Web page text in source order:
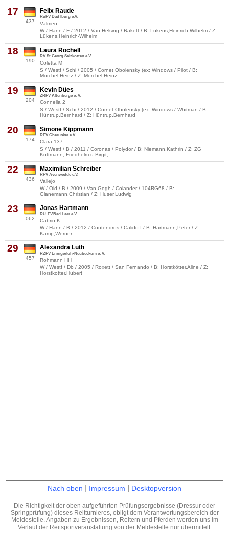
17
437
Felix Raude
RuFV Bad Iburg e.V.
Valmeo
W / Hann / F / 2012 / Van Helsing / Rakett / B: Lükens,Heinrich-Wilhelm / Z:
Lükens,Heinrich-Wilhelm
18
190
Laura Rochell
RV St.Georg Salzkotten e.V.
Coletta M
S / Westf / Schi / 2005 / Cornet Obolensky (ex: Windows / Pilot / B:
Mörchel,Heinz / Z: Mörchel,Heinz
19
204
Kevin Dües
ZRFV Altenberge e. V.
Connella 2
S / Westf / Schi / 2012 / Cornet Obolensky (ex: Windows / Whitman / B:
Hüntrup,Bernhard / Z: Hüntrup,Bernhard
20
174
Simone Kippmann
RFV Cherusker e.V.
Clara 137
S / Westf / B / 2011 / Coronas / Polydor / B: Niemann,Kathrin / Z: ZG
Kottmann, Friedhelm u.Birgit,
22
436
Maximilian Schreiber
RFV Avenwedde e.V.
Vallejo
W / Old / B / 2009 / Van Gogh / Colander / 104RG68 / B:
Glanemann,Christian / Z: Huser,Ludwig
23
062
Jonas Hartmann
RU-FV.Bad Laer e.V.
Cabrio K
W / Hann / B / 2012 / Contendros / Calido I / B: Hartmann,Peter / Z:
Kamp,Werner
29
457
Alexandra Lüth
RZFV Ennigerloh-Neubeckum e. V.
Rohmann HH
W / Westf / Db / 2005 / Roxett / San Fernando / B: Horstkötter,Aline / Z:
Horstkötter,Hubert
Nach oben Impressum Desktopversion
Die Richtigkeit der oben aufgeführten Prüfungsergebnisse (Dressur oder
Springprüfung) dieses Reitturnieres, obligt dem Verantwortungsbereich der
Meldestelle. Angaben zu Ergebnissen, Reitern und Pferden werden uns im
Verlauf der Reitsportveranstaltung von der Meldestelle nur übermittelt.